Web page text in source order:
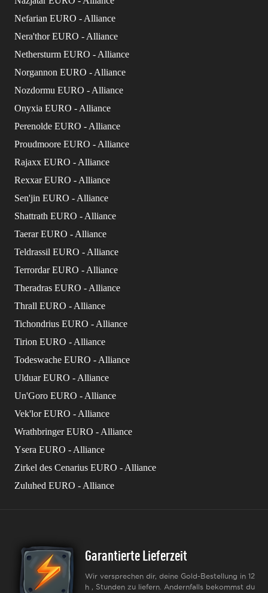
Nefarian EURO - Alliance
Nera'thor EURO - Alliance
Nethersturm EURO - Alliance
Norgannon EURO - Alliance
Nozdormu EURO - Alliance
Onyxia EURO - Alliance
Perenolde EURO - Alliance
Proudmoore EURO - Alliance
Rajaxx EURO - Alliance
Rexxar EURO - Alliance
Sen'jin EURO - Alliance
Shattrath EURO - Alliance
Taerar EURO - Alliance
Teldrassil EURO - Alliance
Terrordar EURO - Alliance
Theradras EURO - Alliance
Thrall EURO - Alliance
Tichondrius EURO - Alliance
Tirion EURO - Alliance
Todeswache EURO - Alliance
Ulduar EURO - Alliance
Un'Goro EURO - Alliance
Vek'lor EURO - Alliance
Wrathbringer EURO - Alliance
Ysera EURO - Alliance
Zirkel des Cenarius EURO - Alliance
Zuluhed EURO - Alliance
Garantierte Lieferzeit
Wir versprechen dir, deine Gold-Bestellung in 12
h , Stunden zu liefern. Andernfalls bekommst du